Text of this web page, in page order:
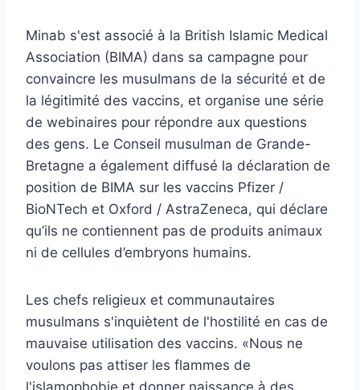
Minab s'est associé à la British Islamic Medical
Association (BIMA) dans sa campagne pour
convaincre les musulmans de la sécurité et de
la légitimité des vaccins, et organise une série
de webinaires pour répondre aux questions
des gens. Le Conseil musulman de Grande-
Bretagne a également diffusé la déclaration de
position de BIMA sur les vaccins Pfizer /
BioNTech et Oxford / AstraZeneca, qui déclare
qu’ils ne contiennent pas de produits animaux
ni de cellules d’embryons humains.
Les chefs religieux et communautaires
musulmans s'inquiètent de l'hostilité en cas de
mauvaise utilisation des vaccins. «Nous ne
voulons pas attiser les flammes de